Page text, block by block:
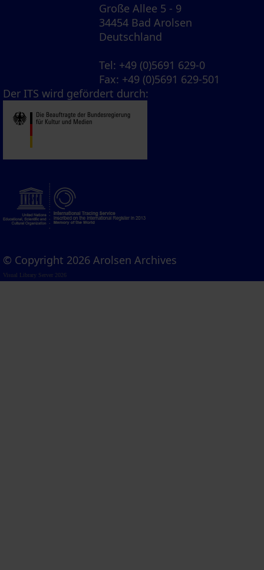
Große Allee 5 - 9
34454 Bad Arolsen
Deutschland
Tel: +49 (0)5691 629-0
Fax: +49 (0)5691 629-501
Der ITS wird gefördert durch:
© Copyright 2026 Arolsen Archives
Visual Library Server 2026